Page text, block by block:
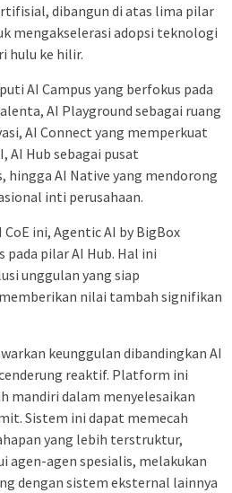
dibangun di atas lima pilar
mengakselerasi adopsi teknologi
hulu ke hilir.
AI Campus yang berfokus pada
AI Playground sebagai ruang
AI Connect yang memperkuat
AI Hub sebagai pusat
hingga AI Native yang mendorong
inti perusahaan.
ini, Agentic AI by BigBox
pilar AI Hub. Hal ini
unggulan yang siap
nilai tambah signifikan
keunggulan dibandingkan AI
reaktif. Platform ini
mandiri dalam menyelesaikan
Sistem ini dapat memecah
yang lebih terstruktur,
agen-agen spesialis, melakukan
dengan sistem eksternal lainnya